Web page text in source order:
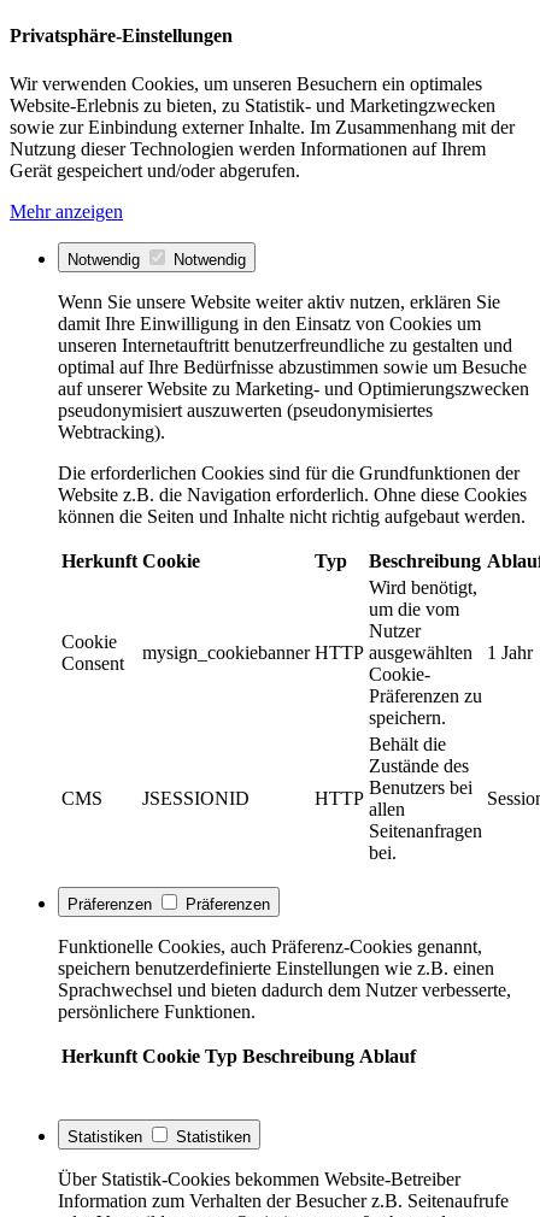
Privatsphäre-Einstellungen
Wir verwenden Cookies, um unseren Besuchern ein optimales
Website-Erlebnis zu bieten, zu Statistik- und Marketingzwecken
sowie zur Einbindung externer Inhalte. Im Zusammenhang mit der
Nutzung dieser Technologien werden Informationen auf Ihrem
Gerät gespeichert und/oder abgerufen.
Mehr anzeigen
Notwendig Notwendig
Wenn Sie unsere Website weiter aktiv nutzen, erklären Sie
damit Ihre Einwilligung in den Einsatz von Cookies um
unseren Internetauftritt benutzerfreundliche zu gestalten und
optimal auf Ihre Bedürfnisse abzustimmen sowie um Besuche
auf unserer Website zu Marketing- und Optimierungszwecken
pseudonymisiert auszuwerten (pseudonymisiertes
Webtracking).
Die erforderlichen Cookies sind für die Grundfunktionen der
Website z.B. die Navigation erforderlich. Ohne diese Cookies
können die Seiten und Inhalte nicht richtig aufgebaut werden.
Herkunft Cookie Typ Beschreibung
Cookie
Consent
mysign_cookiebanner HTTP
Wird benötigt,
um die vom
Nutzer
ausgewählten
Cookie-
Präferenzen zu
speichern.
1 Jahr
CMS JSESSIONID HTTP
Behält die
Zustände des
Benutzers bei
allen
Seitenanfragen
bei.
Präferenzen Präferenzen
Funktionelle Cookies, auch Präferenz-Cookies genannt,
speichern benutzerdefinierte Einstellungen wie z.B. einen
Sprachwechsel und bieten dadurch dem Nutzer verbesserte,
persönlichere Funktionen.
Herkunft Cookie Typ Beschreibung Ablauf
Statistiken Statistiken
Über Statistik-Cookies bekommen Website-Betreiber
Information zum Verhalten der Besucher z.B. Seitenaufrufe